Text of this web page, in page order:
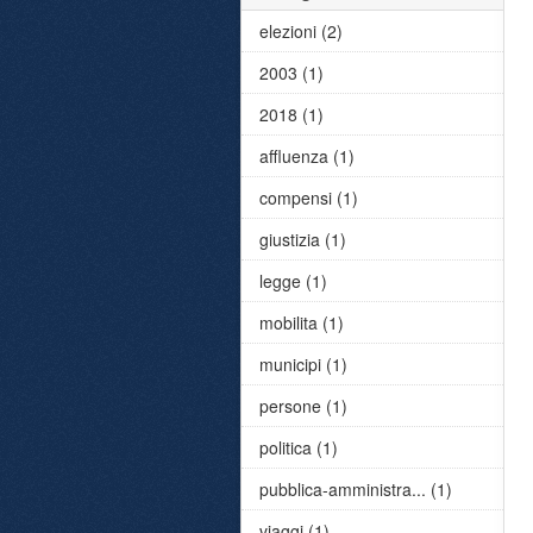
elezioni (2)
2003 (1)
2018 (1)
affluenza (1)
compensi (1)
giustizia (1)
legge (1)
mobilita (1)
municipi (1)
persone (1)
politica (1)
pubblica-amministra... (1)